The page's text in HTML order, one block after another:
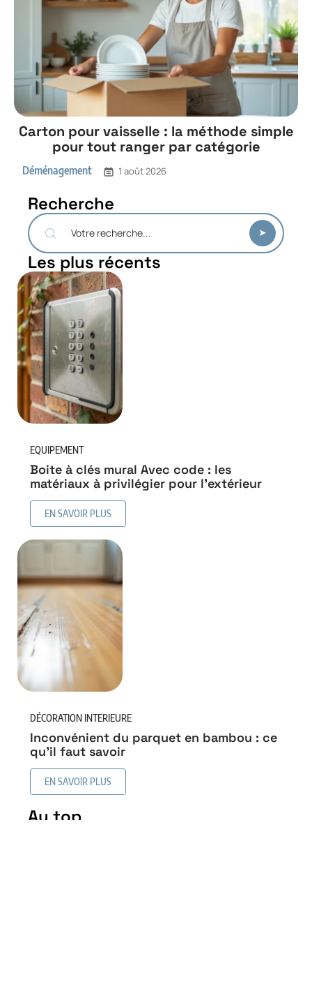
Carton pour vaisselle : la méthode simple
pour tout ranger par catégorie
Déménagement 1 août 2026
Recherche
Les plus récents
EQUIPEMENT
Boite à clés mural Avec code : les
matériaux à privilégier pour l’extérieur
EN SAVOIR PLUS
DÉCORATION INTERIEURE
Inconvénient du parquet en bambou : ce
qu’il faut savoir
EN SAVOIR PLUS
Au top